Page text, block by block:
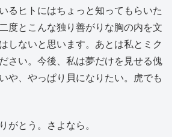
るヒトにはちょっと知ってもらいた
度とこんな独り善がりな胸の内を文
しないと思います。あとは私とミク
さい。今後、私は夢だけを見せる傀
や、やっぱり貝になりたい。虎でも
がとう。さよなら。